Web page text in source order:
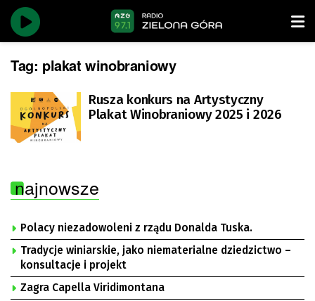
Tag: plakat winobraniowy
Rusza konkurs na Artystyczny
Plakat Winobraniowy 2025 i 2026
najnowsze
Polacy niezadowoleni z rządu Donalda Tuska.
Tradycje winiarskie, jako niematerialne dziedzictwo –
konsultacje i projekt
Zagra Capella Viridimontana